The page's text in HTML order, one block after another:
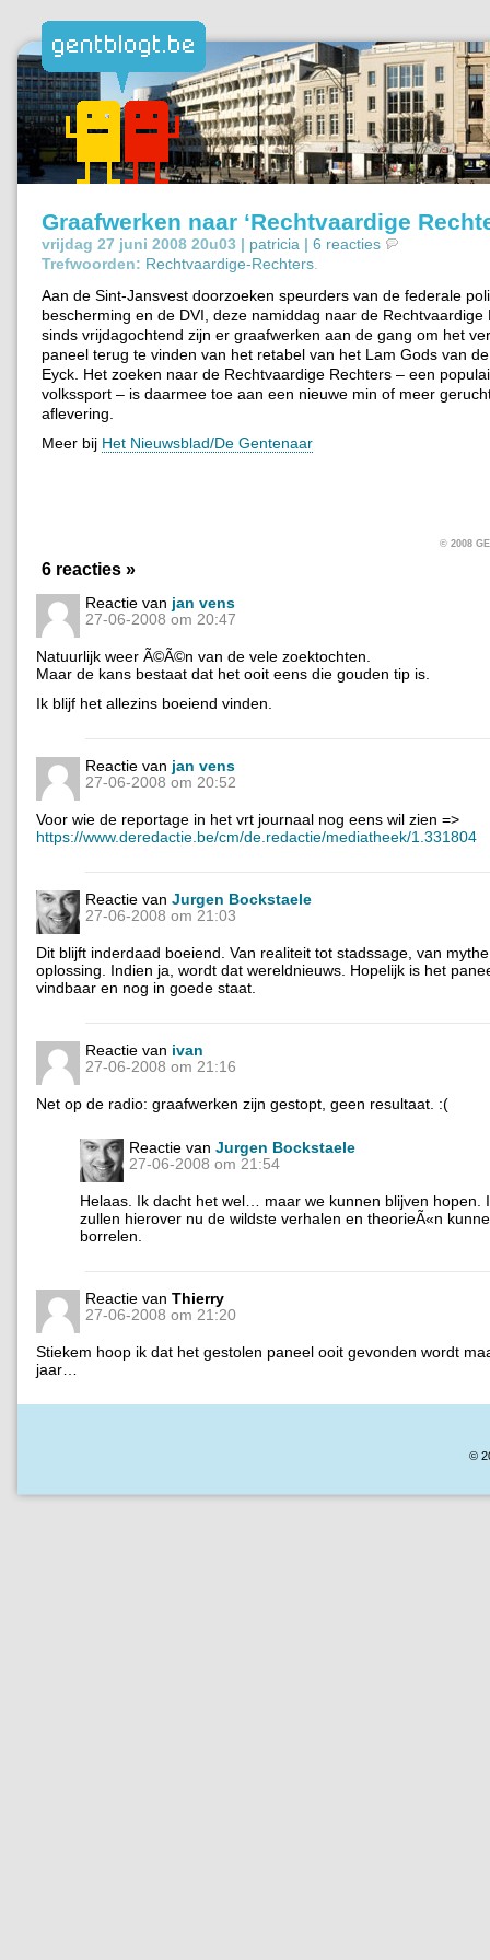
Graafwerken naar ‘Rechtvaardige
vrijdag 27 juni 2008 20u03 | patricia | 6 reacties
Trefwoorden: Rechtvaardige-Rechters
Aan de Sint-Jansvest doorzoeken speurders van de federale
bescherming en de DVI, deze namiddag naar de Rechtvaardige
sinds vrijdagochtend zijn er graafwerken aan de gang om het
paneel terug te vinden van het retabel van het Lam Gods van
Eyck. Het zoeken naar de Rechtvaardige Rechters – een
volkssport – is daarmee toe aan een nieuwe min of meer
aflevering.
Meer bij Het Nieuwsblad/De Gentenaar
© 2008
6 reacties »
Reactie van jan vens
27-06-2008 om 20:47
Natuurlijk weer Ã©Ã©n van de vele zoektochten.
Maar de kans bestaat dat het ooit eens die gouden tip is.
Ik blijf het allezins boeiend vinden.
Reactie van jan vens
27-06-2008 om 20:52
Voor wie de reportage in het vrt journaal nog eens wil zien =>
https://www.deredactie.be/cm/de.redactie/mediatheek/1.331804
Reactie van Jurgen Bockstaele
27-06-2008 om 21:03
Dit blijft inderdaad boeiend. Van realiteit tot stadssage, van
oplossing. Indien ja, wordt dat wereldnieuws. Hopelijk is het
vindbaar en nog in goede staat.
Reactie van ivan
27-06-2008 om 21:16
Net op de radio: graafwerken zijn gestopt, geen resultaat. :(
Reactie van Jurgen Bockstaele
27-06-2008 om 21:54
Helaas. Ik dacht het wel… maar we kunnen blijven hopen.
zullen hierover nu de wildste verhalen en theorieÃ«n
borrelen.
Reactie van Thierry
27-06-2008 om 21:20
Stiekem hoop ik dat het gestolen paneel ooit gevonden wordt
jaar…
©